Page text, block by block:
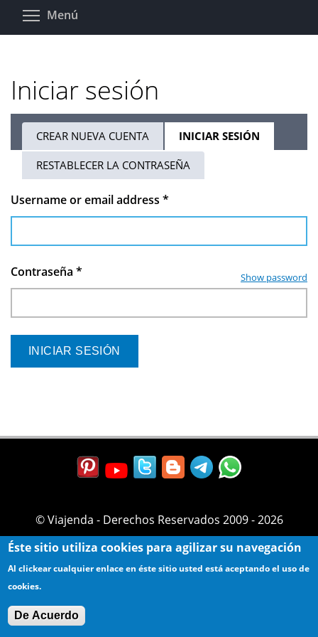
Pasar
Menú
Iniciar sesión
Solapas
principales
CREAR NUEVA CUENTA INICIAR SESIÓN
ACTIVA)
RESTABLECER LA CONTRASEÑA
Username or email address *
Contraseña * Show password
© Viajenda - Derechos Reservados 2009 - 2026
Éste sitio utiliza cookies para agilizar su navegación
Al clickear cualquier enlace en éste sitio usted está aceptando el uso de
cookies.
De Acuerdo